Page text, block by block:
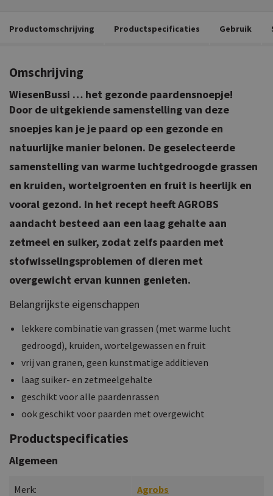
Productomschrijving Productspecificaties Gebruik
Omschrijving
WiesenBussi … het gezonde paardensnoepje!
Door de uitgekiende samenstelling van deze
snoepjes kan je je paard op een gezonde en
natuurlijke manier belonen. De geselecteerde
samenstelling van warme luchtgedroogde grassen
en kruiden, wortelgroenten en fruit is heerlijk en
vooral gezond. In het recept heeft AGROBS
aandacht besteed aan een laag gehalte aan
zetmeel en suiker, zodat zelfs paarden met
stofwisselingsproblemen of dieren met
overgewicht ervan kunnen genieten.
Belangrijkste eigenschappen
lekkere combinatie van grassen (met warme lucht
gedroogd), kruiden, wortelgewassen en fruit
vrij van granen, geen kunstmatige additieven
laag suiker- en zetmeelgehalte
geschikt voor alle paardenrassen
ook geschikt voor paarden met overgewicht
Productspecificaties
Algemeen
Merk: Agrobs